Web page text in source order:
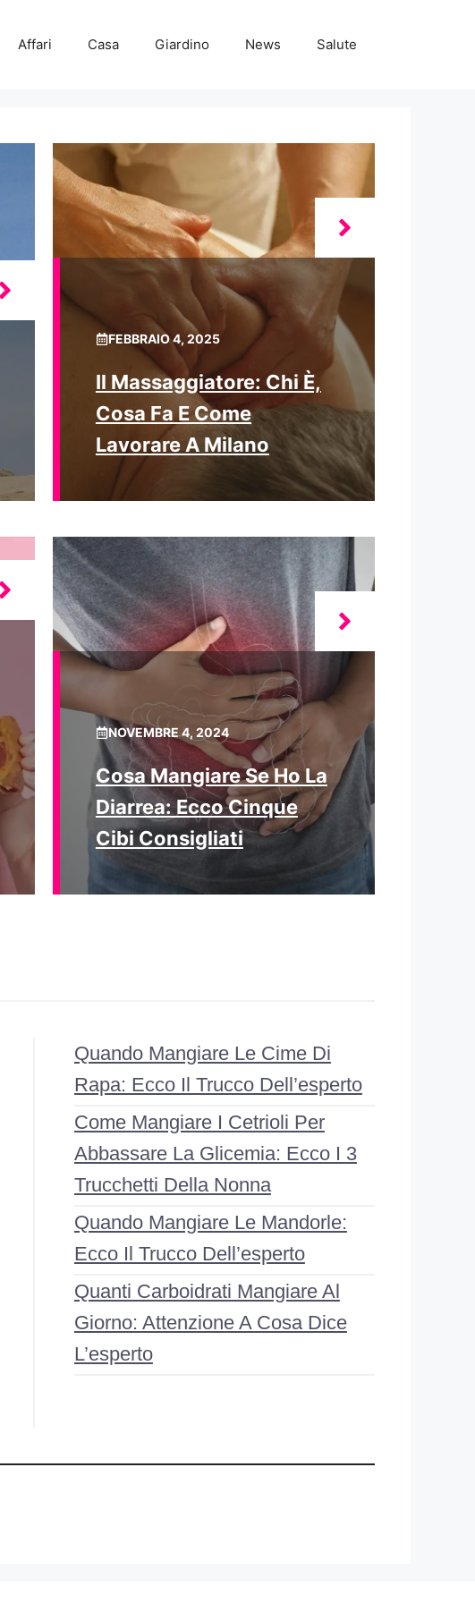
Affari Casa Giardino News Salute
FEBBRAIO 4, 2025
Il Massaggiatore: Chi È,
Cosa Fa E Come
Lavorare A Milano
NOVEMBRE 4, 2024
Cosa Mangiare Se Ho La
Diarrea: Ecco Cinque
Cibi Consigliati
Quando Mangiare Le Cime Di
Rapa: Ecco Il Trucco Dell’esperto
Come Mangiare I Cetrioli Per
Abbassare La Glicemia: Ecco I 3
Trucchetti Della Nonna
Quando Mangiare Le Mandorle:
Ecco Il Trucco Dell’esperto
Quanti Carboidrati Mangiare Al
Giorno: Attenzione A Cosa Dice
L’esperto